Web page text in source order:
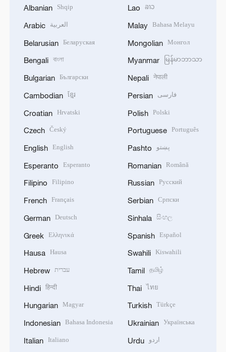
Albanian Shqip
Arabic العربية
Belarusian Беларуская
Bengali বাংলা
Bulgarian Български
Cambodian ខ្មែរ
Croatian Hrvatski
Czech Český
English English
Esperanto Esperanto
Filipino Filipino
French Français
German Deutsch
Greek Ελληνικά
Hausa Hausa
Hebrew עברית
Hindi हिन्दी
Hungarian Magyar
Indonesian Bahasa Indonesia
Italian Italiano
Lao ລາວ
Malay Bahasa Melayu
Mongolian Монгол
Myanmar မြန်မာဘာသာ
Nepali नेपाली
Persian فارسی
Polish Polski
Portuguese Português
Pashto پښتو
Romanian Română
Russian Русский
Serbian Српски
Sinhala සිංහල
Spanish Español
Swahili Kiswahili
Tamil தமிழ்
Thai ไทย
Turkish Türkçe
Ukrainian Українська
Urdu اردو